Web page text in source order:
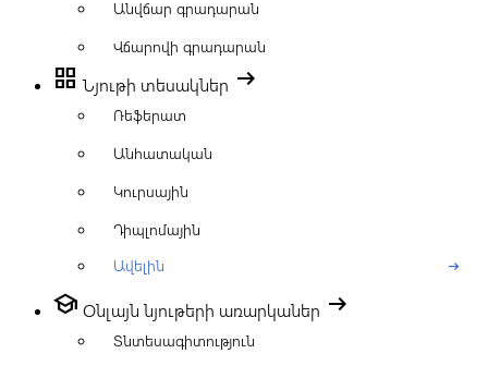
Անվճար գրադարան
Վճարովի գրադարան
grid_view Նյութի տեսակներ arrow_right_alt
Ռեֆերատ
Անհատական
Կուրսային
Դիպլոմային
Ավելին
arrow_right_alt
school Օնլայն նյութերի առարկաներ arrow_right_alt
Տնտեսագիտություն